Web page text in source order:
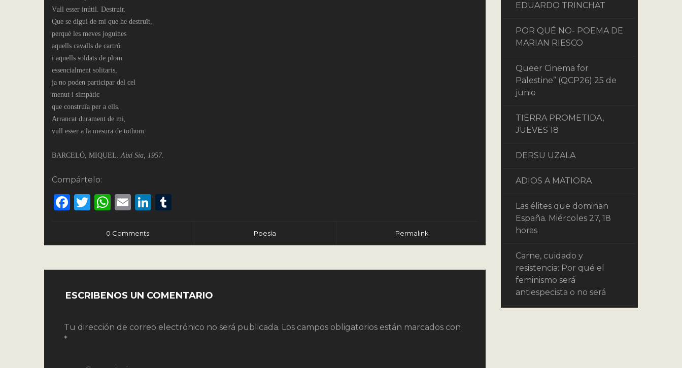
Vull esser inútil. Destruir.
Que se digui de mi que he destruït,
perquè les meves joguines
aquells cavalls de cartró
i aquells soldats de plom
essencialment solitaris,
ja no poden participar del cel
menut i simpàtic
que construïa per a ells.
Arrancat durament de mi,
vull esser a la mesura de tothom.
BARCELÓ, MIQUEL.Així Sia, 1957.
Compártelo:
Facebook
Twitter
WhatsApp
EmailLinkedIn
0 Comments Poesía Permalink
ESCRIBENOS UN COMENTARIO
Tu dirección de correo electrónico no será publicada. Los campos obligatorios están marcados con
*
EDUARDO TRINCHAT
POR QUÉ NO- POEMA DE
MARIAN RIESCO
Queer Cinema for
Palestine” (QCP26) 25 de
junio
TIERRA PROMETIDA,
JUEVES 18
DERSU UZALA
ADIOS A MATIORA
Las élites que dominan
España. Miércoles 27, 18
horas
Carne, cuidado y
resistencia: Por qué el
feminismo será
antiespecista o no será